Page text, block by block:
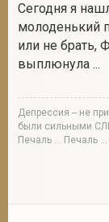
Сегодня я
молоденький
или не брать,
выплюнула ...
Депрессия -- не
были сильными
Печаль ... Печаль ...